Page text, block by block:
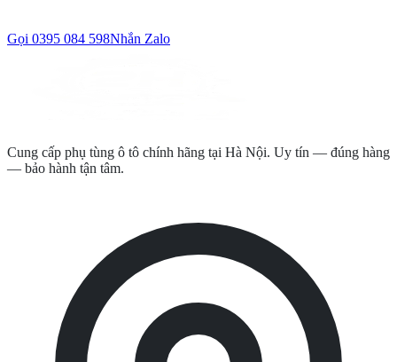
Gọi 0395 084 598Nhắn Zalo
Cung cấp phụ tùng ô tô chính hãng tại Hà Nội. Uy tín — đúng hàng
— bảo hành tận tâm.